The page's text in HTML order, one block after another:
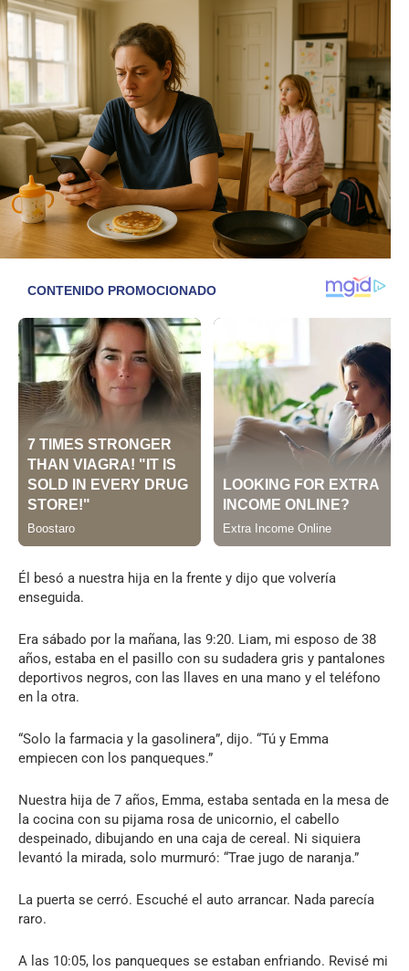
Él besó a nuestra hija en la frente y dijo que volvería
enseguida.
Era sábado por la mañana, las 9:20. Liam, mi esposo de 38
años, estaba en el pasillo con su sudadera gris y pantalones
deportivos negros, con las llaves en una mano y el teléfono
en la otra.
“Solo la farmacia y la gasolinera”, dijo. “Tú y Emma
empiecen con los panqueques.”
Nuestra hija de 7 años, Emma, estaba sentada en la mesa de
la cocina con su pijama rosa de unicornio, el cabello
despeinado, dibujando en una caja de cereal. Ni siquiera
levantó la mirada, solo murmuró: “Trae jugo de naranja.”
La puerta se cerró. Escuché el auto arrancar. Nada parecía
raro.
A las 10:05, los panqueques se estaban enfriando. Revisé mi